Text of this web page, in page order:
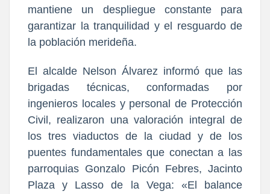
mantiene un despliegue constante para
garantizar la tranquilidad y el resguardo de
la población merideña.
El alcalde Nelson Álvarez informó que las
brigadas técnicas, conformadas por
ingenieros locales y personal de Protección
Civil, realizaron una valoración integral de
los tres viaductos de la ciudad y de los
puentes fundamentales que conectan a las
parroquias Gonzalo Picón Febres, Jacinto
Plaza y Lasso de la Vega: «El balance